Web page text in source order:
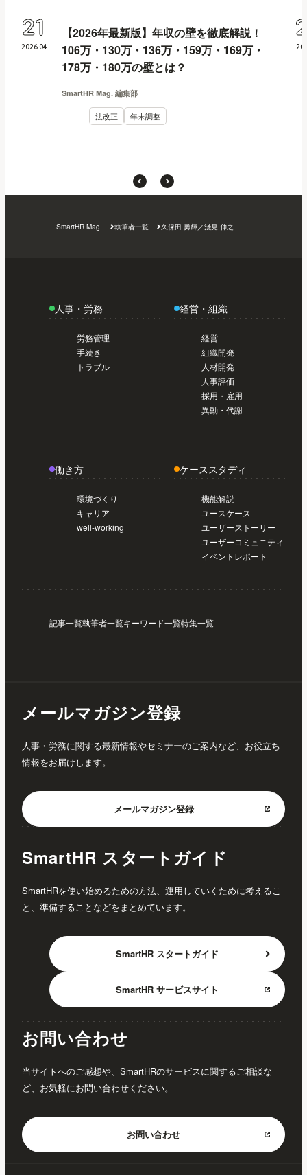
【2026年最新版】年収の壁を徹底解説！
106万・130万・136万・159万・169万・
178万・180万の壁とは？
SmartHR Mag. 編集部
法改正 年末調整
2026.04
21
SmartHR Mag. 執筆者一覧 久保田 勇輝／淺見 伸之
人事・労務
労務管理
手続き
トラブル
経営・組織
経営
組織開発
人材開発
人事評価
採用・雇用
異動・代謝
働き方
環境づくり
キャリア
well-working
ケーススタディ
機能解説
ユースケース
ユーザーストーリー
ユーザーコミュニティ
イベントレポート
記事一覧執筆者一覧キーワード一覧特集一覧
メールマガジン登録
人事・労務に関する最新情報やセミナーのご案内など、お役立ち
情報をお届けします。
メールマガジン登録
SmartHR スタートガイド
SmartHRを使い始めるための方法、運用していくために考えるこ
と、準備することなどをまとめています。
SmartHR スタートガイド
SmartHR サービスサイト
お問い合わせ
当サイトへのご感想や、SmartHRのサービスに関するご相談な
ど、お気軽にお問い合わせください。
お問い合わせ